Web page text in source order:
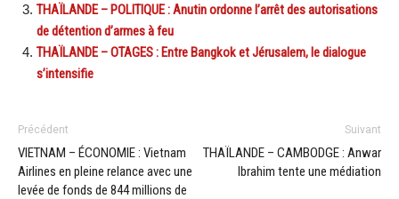
THAÏLANDE – POLITIQUE : Anutin ordonne l’arrêt des autorisations
de détention d’armes à feu
THAÏLANDE – OTAGES : Entre Bangkok et Jérusalem, le dialogue
s’intensifie
Précédent
VIETNAM – ÉCONOMIE : Vietnam
Airlines en pleine relance avec une
levée de fonds de 844 millions de
Suivant
THAÏLANDE – CAMBODGE : Anwar
Ibrahim tente une médiation